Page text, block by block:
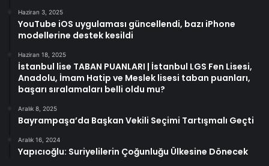
Haziran 3, 2025
YouTube iOS uygulaması güncellendi, bazı iPhone
modellerine destek kesildi
Haziran 18, 2025
İstanbul lise TABAN PUANLARI | İstanbul LGS Fen Lisesi,
Anadolu, İmam Hatip ve Meslek lisesi taban puanları,
başarı sıralamaları belli oldu mu?
Aralık 8, 2025
Bayrampaşa’da Başkan Vekili Seçimi Tartışmalı Geçti
Aralık 16, 2024
Yapıcıoğlu: Suriyelilerin Çoğunluğu Ülkesine Dönecek